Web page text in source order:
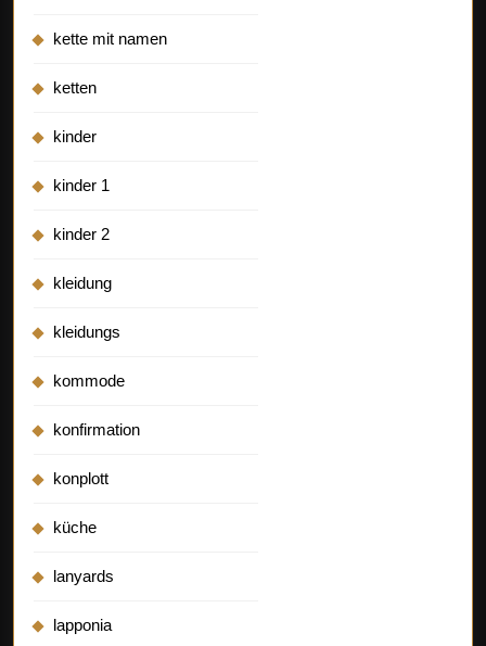
kette mit namen
ketten
kinder
kinder 1
kinder 2
kleidung
kleidungs
kommode
konfirmation
konplott
küche
lanyards
lapponia